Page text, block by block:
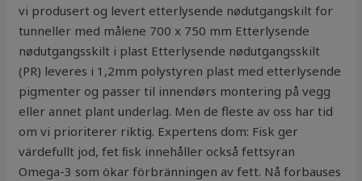
vi produsert og levert etterlysende nødutgangskilt for
tunneller med målene 700 x 750 mm Etterlysende
nødutgangsskilt i plast Etterlysende nødutgangsskilt
(PR) leveres i 1,2mm polystyren plast med etterlysende
pigmenter og passer til innendørs montering på vegg
eller annet plant underlag. Men de fleste av oss har tid
om vi prioriterer riktig. Expertens dom: Fisk ger
värdefullt jod, fet ﬁsk inne­håller också fettsyran
Omega-3 som ökar förbränningen av fett. Nå forbauses